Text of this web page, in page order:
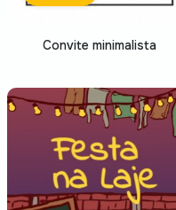
Convite minimalista